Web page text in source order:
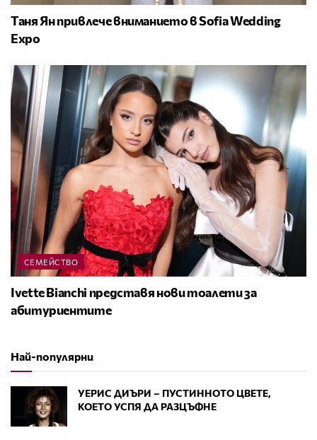
Таня Ян привлече вниманието в Sofia Wedding
Expo
СЕМЕЙСТВО
Ivette Bianchi представя нови тоалети за
абитуриентите
Най-популярни
УЕРИС ДИЪРИ – ПУСТИННОТО ЦВЕТЕ,
КОЕТО УСПЯ ДА РАЗЦЪФНЕ